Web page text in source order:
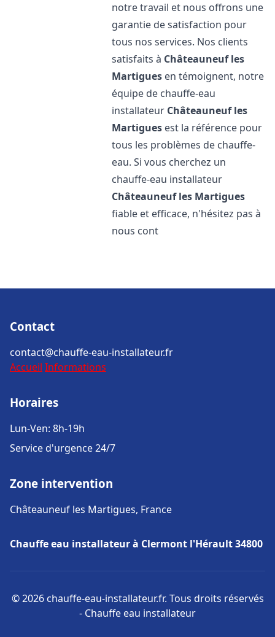
notre travail et nous offrons une
garantie de satisfaction pour
tous nos services. Nos clients
satisfaits à Châteauneuf les
Martigues en témoignent, notre
équipe de chauffe-eau
installateur Châteauneuf les
Martigues est la référence pour
tous les problèmes de chauffe-
eau. Si vous cherchez un
chauffe-eau installateur
Châteauneuf les Martigues
fiable et efficace, n'hésitez pas à
nous cont
Contact
contact@chauffe-eau-installateur.fr
Accueil Informations
Horaires
Lun-Ven: 8h-19h
Service d'urgence 24/7
Zone intervention
Châteauneuf les Martigues, France
Chauffe eau installateur à Clermont l'Hérault 34800
© 2026 chauffe-eau-installateur.fr. Tous droits réservés
- Chauffe eau installateur